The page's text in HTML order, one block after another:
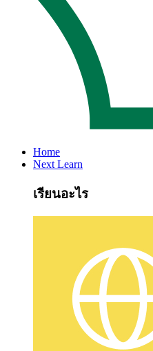
Home
Next Learn
เรียนอะไร